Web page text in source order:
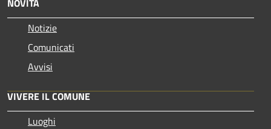
NOVITÀ
Notizie
Comunicati
Avvisi
VIVERE IL COMUNE
Luoghi